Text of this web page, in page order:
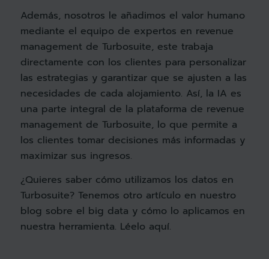
Además, nosotros le añadimos el valor humano
mediante el equipo de expertos en revenue
management de Turbosuite, este trabaja
directamente con los clientes para personalizar
las estrategias y garantizar que se ajusten a las
necesidades de cada alojamiento. Así, la IA es
una parte integral de la plataforma de revenue
management de Turbosuite, lo que permite a
los clientes tomar decisiones más informadas y
maximizar sus ingresos.
¿Quieres saber cómo utilizamos los datos en
Turbosuite? Tenemos otro artículo en nuestro
blog sobre el big data y cómo lo aplicamos en
nuestra herramienta. Léelo aquí.